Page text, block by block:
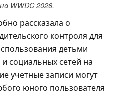
WWDC 2026.
рассказала о
контроля для
детьми
социальных сетей на
учетные записи могут
юного пользователя